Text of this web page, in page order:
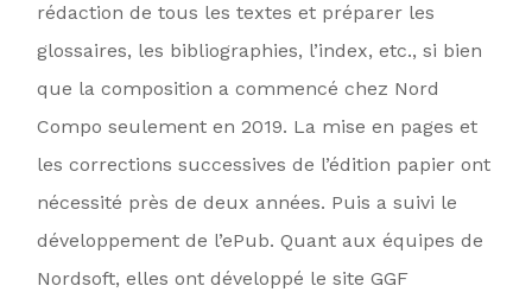
rédaction de tous les textes et préparer les
glossaires, les bibliographies, l’index, etc., si bien
que la composition a commencé chez Nord
Compo seulement en 2019. La mise en pages et
les corrections successives de l’édition papier ont
nécessité près de deux années. Puis a suivi le
développement de l’ePub. Quant aux équipes de
Nordsoft, elles ont développé le site GGF